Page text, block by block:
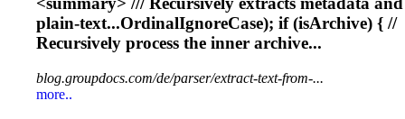
plain‑text...OrdinalIgnoreCase); if (isArchive) { //
Recursively process the inner archive...
blog.groupdocs.com/de/parser/extract-text-from-...
more..